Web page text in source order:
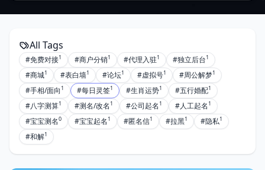
All Tags
#免费对接1 #商户分销1 #代理入驻1 #独立后台1
#商城1 #表白墙1 #论坛1 #虚拟号1 #周公解梦1
#手相/面向 1 #每日灵签1 #生肖运势1 #五行婚配1
#八字测算1 #测名/改名 1 #公司起名 1 #人工起名 1
#宝宝测名0 #宝宝起名 1 #匿名信1 #拉黑1 #隐私1
#和解1